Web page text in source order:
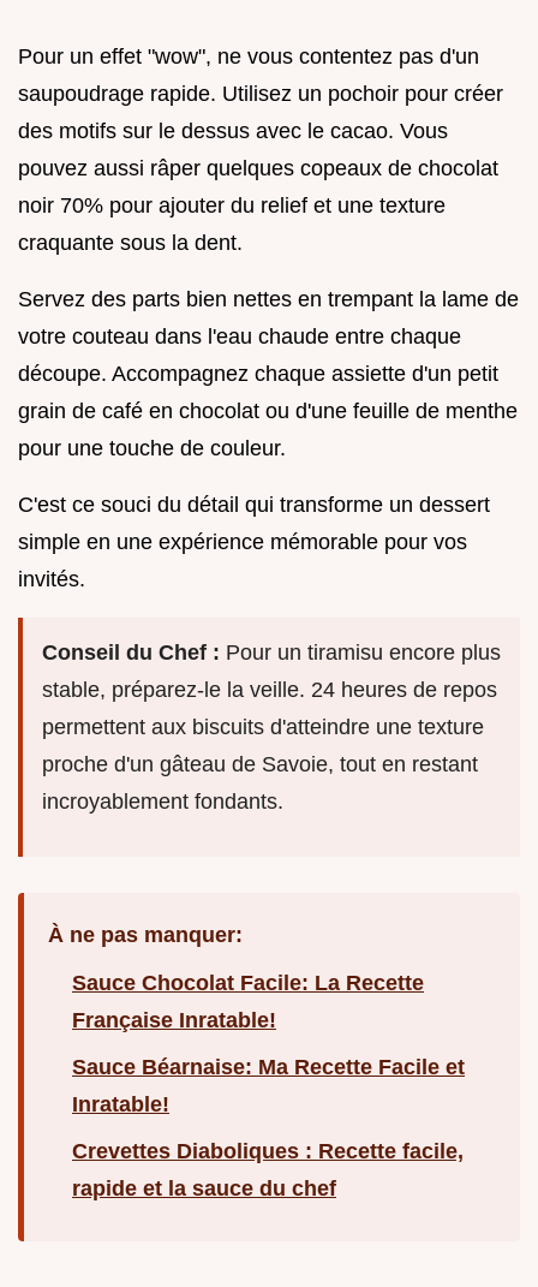
Pour un effet "wow", ne vous contentez pas d'un
saupoudrage rapide. Utilisez un pochoir pour créer
des motifs sur le dessus avec le cacao. Vous
pouvez aussi râper quelques copeaux de chocolat
noir 70% pour ajouter du relief et une texture
craquante sous la dent.
Servez des parts bien nettes en trempant la lame de
votre couteau dans l'eau chaude entre chaque
découpe. Accompagnez chaque assiette d'un petit
grain de café en chocolat ou d'une feuille de menthe
pour une touche de couleur.
C'est ce souci du détail qui transforme un dessert
simple en une expérience mémorable pour vos
invités.
Conseil du Chef : Pour un tiramisu encore plus
stable, préparez-le la veille. 24 heures de repos
permettent aux biscuits d'atteindre une texture
proche d'un gâteau de Savoie, tout en restant
incroyablement fondants.
À ne pas manquer:
Sauce Chocolat Facile: La Recette
Française Inratable!
Sauce Béarnaise: Ma Recette Facile et
Inratable!
Crevettes Diaboliques : Recette facile,
rapide et la sauce du chef